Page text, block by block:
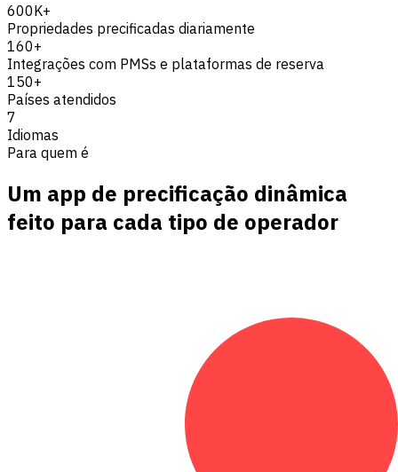
600K+
Propriedades precificadas diariamente
160+
Integrações com PMSs e plataformas de reserva
150+
Países atendidos
7
Idiomas
Para quem é
Um app de precificação dinâmica
feito para cada tipo de operador